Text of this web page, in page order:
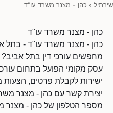
שירתיל › כהן - מצנר משרד עו"ד
כהן - מצנר משרד עו"ד
כהן - מצנר משרד עו"ד - בתל
מחפשים עורכי דין בתל
עסק מקומי הפועל בתחום
ישירות לקבלת פרטים, הצעות
יצירת קשר עם כהן - מצנר
מספר הטלפון של כהן - מצנר משרד